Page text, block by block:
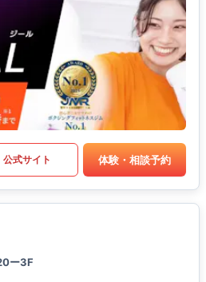
公式サイト 体験・相談予約
ー3F